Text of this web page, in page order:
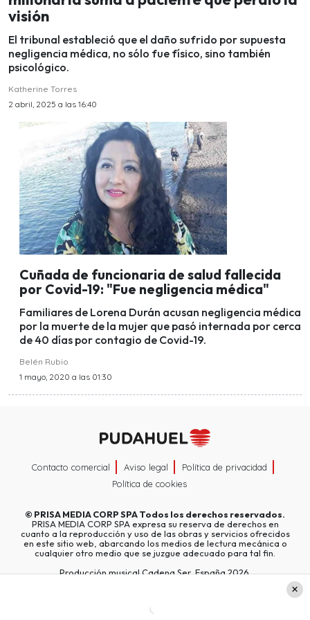
visión
El tribunal estableció que el daño sufrido por supuesta
negligencia médica, no sólo fue físico, sino también
psicológico.
Katherine Torres
2 abril, 2025 a las 16:40
Cuñada de funcionaria de salud fallecida
por Covid-19: "Fue negligencia médica"
Familiares de Lorena Durán acusan negligencia médica
por la muerte de la mujer que pasó internada por cerca
de 40 días por contagio de Covid-19.
Belén Rubio
1 mayo, 2020 a las 01:30
Contacto comercial Aviso legal
Política de privacidad
Política de cookies
© PRISA MEDIA CORP SPATodos los derechos reservados.
PRISA MEDIA CORP SPA expresa su reserva de derechos en
cuanto a la reproducción y uso de las obras y servicios ofrecidos
en este sitio web, abarcando los medios de lectura mecánica o
cualquier otro medio que se juzgue adecuado para tal fin.
Producción musical Cadena Ser, España 2026.